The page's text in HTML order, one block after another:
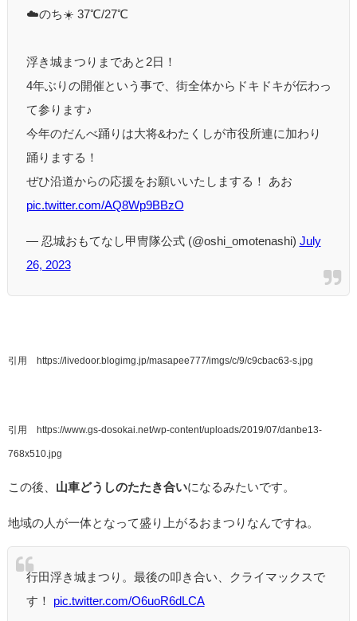
☁️のち☀️ 37℃/27℃
浮き城まつりまであと2日！
4年ぶりの開催という事で、街全体からドキドキが伝わっ
て参ります♪
今年のだんべ踊りは大将&わたくしが市役所連に加わり
踊りまする！
ぜひ沿道からの応援をお願いいたしまする！ あお
pic.twitter.com/AQ8Wp9BBzO
— 忍城おもてなし甲冑隊公式 (@oshi_omotenashi) July
26, 2023
引用 https://livedoor.blogimg.jp/masapee777/imgs/c/9/c9cbac63-s.jpg
引用 https://www.gs-dosokai.net/wp-content/uploads/2019/07/danbe13-
768x510.jpg
この後、 山車どうしのたたき合いになるみたいです。
地域の人が一体となって盛り上がるおまつりなんですね。
行田浮き城まつり。最後の叩き合い、クライマックスで
す！ pic.twitter.com/O6uoR6dLCA